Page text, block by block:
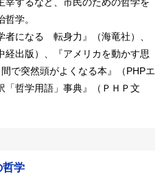
学。
者になる 転身力』（海竜社）、
経出版）、『アメリカを動かす思
で突然頭がよくなる本』（PHPエ
「哲学用語」事典』（ＰＨＰ文
哲学